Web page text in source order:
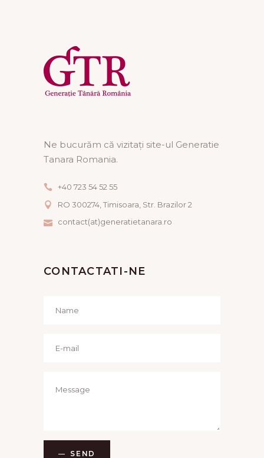
Ne bucurăm că vizitați site-ul Generatie
Tanara Romania.
+40 723 54 52 55
RO 300274, Timisoara, Str. Brazilor 2
contact(at)generatietanara.ro
CONTACTATI-NE
SEND